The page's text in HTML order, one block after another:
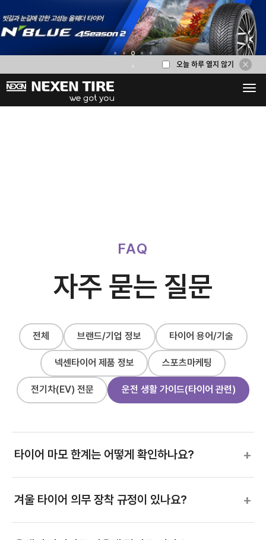
5
오늘 하루 열지 않기
FAQ
자주 묻는 질문
전체 브랜드/기업 정보 타이어 용어/기술
넥센타이어 제품 정보 스포츠마케팅
전기차(EV) 전문 운전 생활 가이드(타이어 관련)
타이어 마모 한계는 어떻게 확인하나요? +
겨울 타이어 의무 장착 규정이 있나요? +